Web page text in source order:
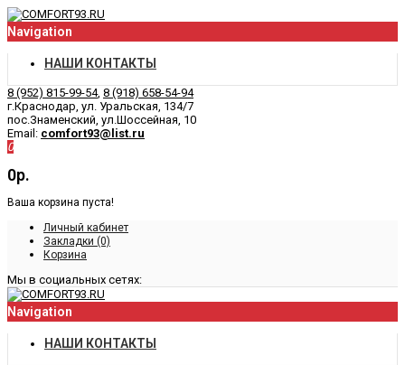
Navigation
НАШИ КОНТАКТЫ
8 (952) 815-99-54, 8 (918) 658-54-94
г.Краснодар, ул. Уральская, 134/7
пос.Знаменский, ул.Шоссейная, 10
Email: comfort93@list.ru
0
0р.
Ваша корзина пуста!
Личный кабинет
Закладки (0)
Корзина
Мы в социальных сетях:
Navigation
НАШИ КОНТАКТЫ